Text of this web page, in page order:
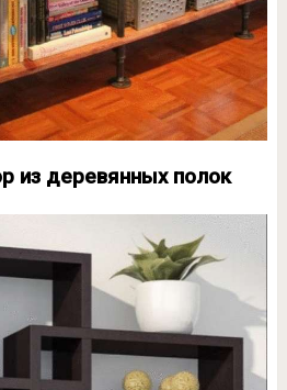
из деревянных полок